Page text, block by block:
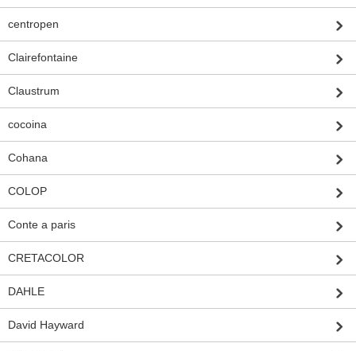
centropen
Clairefontaine
Claustrum
cocoina
Cohana
COLOP
Conte a paris
CRETACOLOR
DAHLE
David Hayward